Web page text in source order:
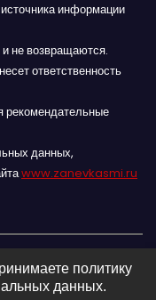
источника информации
не возвращаются.
ответственность
рекомендательные
данных,
www.zanevkasmi.ru
политику
данных.